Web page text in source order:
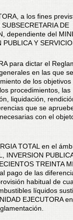
a los fines
DE
dependiente del
Y
para dictar el
en las que se
de los objetivos
procedimientos, las
liquidación,
que se
con el
TOTAL en el
INVERSION
TREINTA
pago de las
habitual de
líquidos
EJECUTORA